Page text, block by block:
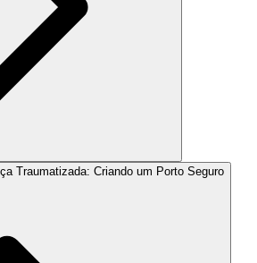
Traumatizada: Criando um Porto Seguro